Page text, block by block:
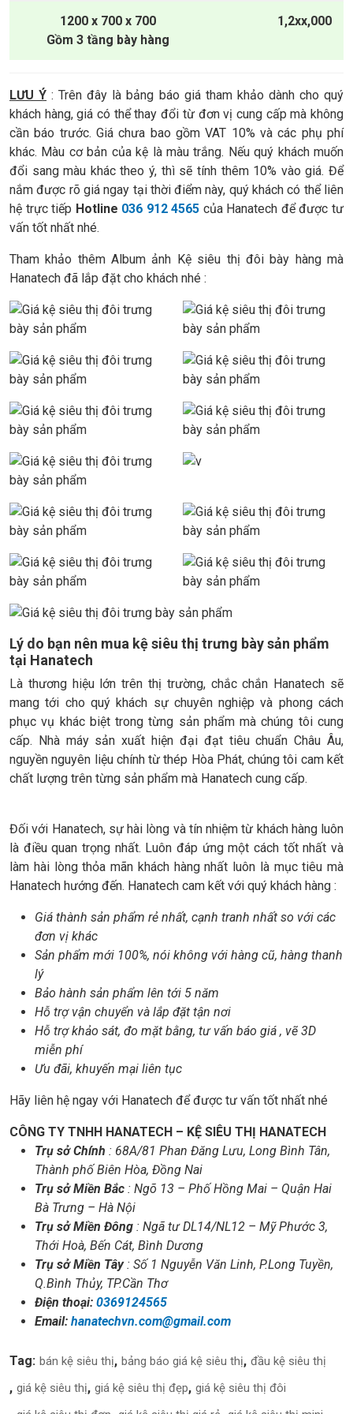
1200 x 700 x 700
Gồm 3 tầng bày hàng
1,2xx,000
LƯU Ý : Trên đây là bảng báo giá tham khảo dành cho quý
khách hàng, giá có thể thay đổi từ đơn vị cung cấp mà không
cần báo trước. Giá chưa bao gồm VAT 10% và các phụ phí
khác. Màu cơ bản của kệ là màu trắng. Nếu quý khách muốn
đổi sang màu khác theo ý, thì sẽ tính thêm 10% vào giá. Để
nắm được rõ giá ngay tại thời điểm này, quý khách có thể liên
hệ trực tiếp Hotline 036 912 4565 của Hanatech để được tư
vấn tốt nhất nhé.
Tham khảo thêm Album ảnh Kệ siêu thị đôi bày hàng mà
Hanatech đã lắp đặt cho khách nhé :
Lý do bạn nên mua kệ siêu thị trưng bày sản phẩm
tại Hanatech
Là thương hiệu lớn trên thị trường, chắc chắn Hanatech sẽ
mang tới cho quý khách sự chuyên nghiệp và phong cách
phục vụ khác biệt trong từng sản phẩm mà chúng tôi cung
cấp. Nhà máy sản xuất hiện đại đạt tiêu chuẩn Châu Âu,
nguyền nguyên liệu chính từ thép Hòa Phát, chúng tôi cam kết
chất lượng trên từng sản phẩm mà Hanatech cung cấp.
Đối với Hanatech, sự hài lòng và tín nhiệm từ khách hàng luôn
là điều quan trọng nhất. Luôn đáp ứng một cách tốt nhất và
làm hài lòng thỏa mãn khách hàng nhất luôn là mục tiêu mà
Hanatech hướng đến. Hanatech cam kết với quý khách hàng :
Giá thành sản phẩm rẻ nhất, cạnh tranh nhất so với các
đơn vị khác
Sản phẩm mới 100%, nói không với hàng cũ, hàng thanh
lý
Bảo hành sản phẩm lên tới 5 năm
Hỗ trợ vận chuyển và lắp đặt tận nơi
Hỗ trợ khảo sát, đo mặt bằng, tư vấn báo giá , vẽ 3D
miễn phí
Ưu đãi, khuyến mại liên tục
Hãy liên hệ ngay với Hanatech để được tư vấn tốt nhất nhé
CÔNG TY TNHH HANATECH – KỆ SIÊU THỊ HANATECH
Trụ sở Chính : 68A/81 Phan Đăng Lưu, Long Bình Tân,
Thành phố Biên Hòa, Đồng Nai
Trụ sở Miền Bắc : Ngõ 13 – Phố Hồng Mai – Quận Hai
Bà Trưng – Hà Nội
Trụ sở Miền Đông : Ngã tư DL14/NL12 – Mỹ Phước 3,
Thới Hoà, Bến Cát, Bình Dương
Trụ sở Miền Tây: Số 1 Nguyễn Văn Linh, P.Long Tuyền,
Q.Bình Thủy, TP.Cần Thơ
Điện thoại: 0369124565
Email: hanatechvn.com@gmail.com
Tag: bán kệ siêu thị bảng báo giá kệ siêu thị đầu kệ siêu thị
giá kệ siêu thị giá kệ siêu thị đẹp giá kệ siêu thị đôi